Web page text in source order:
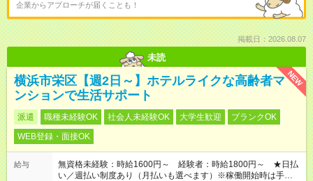
企業からアプローチが届くことも！
掲載日：2026.08.07
未読
NEW
横浜市栄区【週2日～】ホテルライクな高齢者マ
ンションで生活サポート
派遣 職種未経験OK 社会人未経験OK 大学生歓迎
ブランクOK
WEB登録・面接OK
給与
無資格未経験：時給1600円～ 経験者：時給1800円～ ★日払
い／週払い制度あり（月払いも選べます）※稼働開始時は手続き